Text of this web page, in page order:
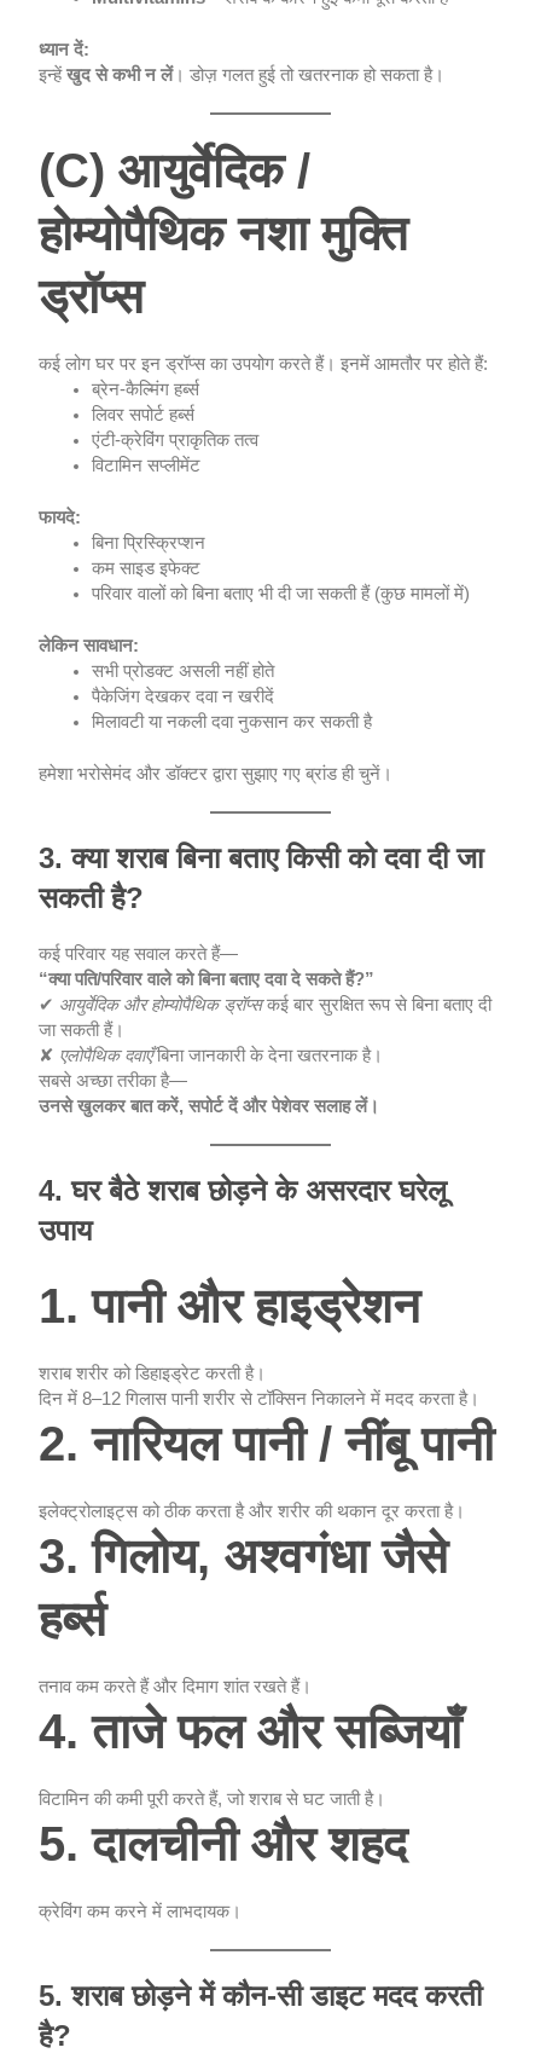
ध्यान दें:
इन्हेंखुद से कभी न लें। डोज़ गलत हुई तो खतरनाक हो सकता है।
(C) आयुर्वेदिक /
होम्योपैथिक नशा मुक्ति
ड्रॉप्स
कई लोग घर पर इन ड्रॉप्स का उपयोग करते हैं। इनमें आमतौर पर होते हैं:
ब्रेन-कैल्मिंग हर्ब्स
लिवर सपोर्ट हर्ब्स
एंटी-क्रेविंग प्राकृतिक तत्व
विटामिन सप्लीमेंट
फायदे:
बिना प्रिस्क्रिप्शन
कम साइड इफेक्ट
परिवार वालों को बिना बताए भी दी जा सकती हैं (कुछ मामलों में)
लेकिन सावधान:
सभी प्रोडक्ट असली नहीं होते
पैकेजिंग देखकर दवा न खरीदें
मिलावटी या नकली दवा नुकसान कर सकती है
हमेशा भरोसेमंद और डॉक्टर द्वारा सुझाए गए ब्रांड ही चुनें।
3. क्या शराब बिना बताए किसी को दवा दी जा
सकती है?
कई परिवार यह सवाल करते हैं—
“क्या पति/परिवार वाले को बिना बताए दवा दे सकते हैं?”
✔ आयुर्वेदिक और होम्योपैथिक ड्रॉप्सकई बार सुरक्षित रूप से बिना बताए दी
जा सकती हैं।
✘ एलोपैथिक दवाएँबिना जानकारी के देना खतरनाक है।
सबसे अच्छा तरीका है—
उनसे खुलकर बात करें, सपोर्ट दें और पेशेवर सलाह लें।
4. घर बैठे शराब छोड़ने के असरदार घरेलू
उपाय
1. पानी और हाइड्रेशन
शराब शरीर को डिहाइड्रेट करती है।
दिन में 8–12 गिलास पानी शरीर से टॉक्सिन निकालने में मदद करता है।
2. नारियल पानी / नींबू पानी
इलेक्ट्रोलाइट्स को ठीक करता है और शरीर की थकान दूर करता है।
3. गिलोय, अश्वगंधा जैसे
हर्ब्स
तनाव कम करते हैं और दिमाग शांत रखते हैं।
4. ताजे फल और सब्जियाँ
विटामिन की कमी पूरी करते हैं, जो शराब से घट जाती है।
5. दालचीनी और शहद
क्रेविंग कम करने में लाभदायक।
5. शराब छोड़ने में कौन-सी डाइट मदद करती
है?